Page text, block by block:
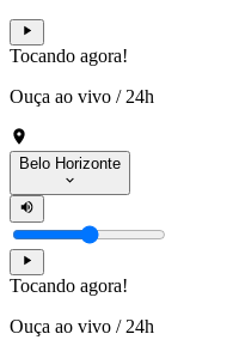
Tocando agora!
Ouça ao vivo / 24h
Belo Horizonte
Tocando agora!
Ouça ao vivo / 24h